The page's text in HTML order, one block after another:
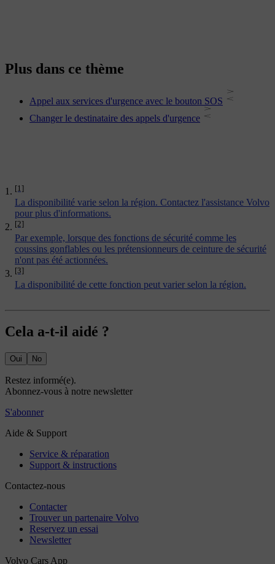
[1]
La disponibilité varie selon la région. Contactez l'assistance Volvo
pour plus d'informations.
[2]
Par exemple, lorsque des fonctions de sécurité comme les
coussins gonflables ou les prétensionneurs de ceinture de sécurité
n'ont pas été actionnées.
[3]
La disponibilité de cette fonction peut varier selon la région.
Plus dans ce thème
Appel aux services d'urgence avec le bouton SOS
Changer le destinataire des appels d'urgence
Cela a-t-il aidé ?
Oui No